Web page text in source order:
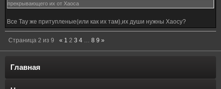
прекрывающего их от Хаоса
Все Тау же притупленые(или как их там),их души нужны Хаосу?
Страница 2 из 9 « 1 2 3 4 … 8 9 »
Главная